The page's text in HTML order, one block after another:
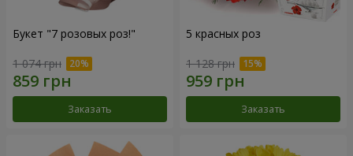
Букет "7 розовых роз!"
1 074 грн
Заказать
5 красных роз
1 128 грн
Заказать